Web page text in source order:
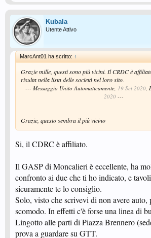
Kubala
Utente Attivo
MarcAnt01 ha scritto: ↑
Grazie mille, questi sono più vicini. Il CRDC è
risulta nella lista delle società nel loro sito.
--- Messaggio Unito Automaticamente, 19 Set 2020,
2020---
Grazie, questo sembra il più vicino
Si, il CDRC è affiliato.
Il GASP di Moncalieri è eccellente, ha
confronto ai due che ti ho indicato, e
sicuramente te lo consiglio.
Solo, visto che scrivevi di non avere auto,
scomodo. In effetti c'è forse una linea di
Lingotto alle parti di Piazza Brennero
prova a guardare su GTT.